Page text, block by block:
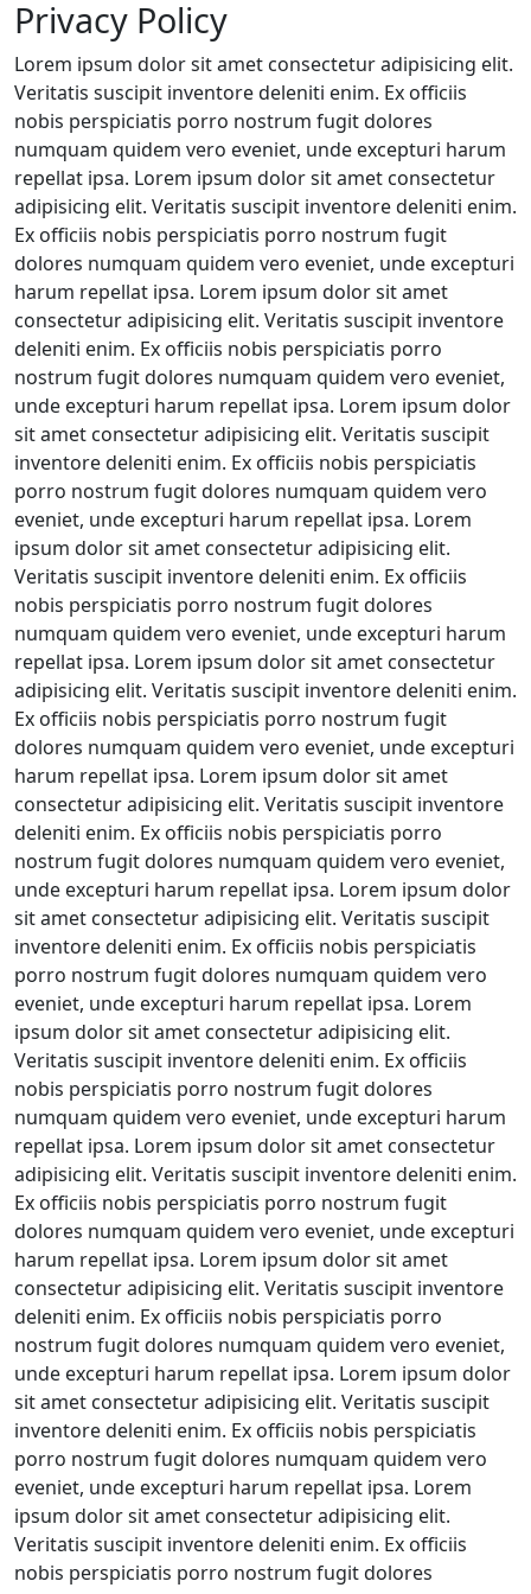
Privacy Policy
Lorem ipsum dolor sit amet consectetur adipisicing elit.
Veritatis suscipit inventore deleniti enim. Ex officiis
nobis perspiciatis porro nostrum fugit dolores
numquam quidem vero eveniet, unde excepturi harum
repellat ipsa. Lorem ipsum dolor sit amet consectetur
adipisicing elit. Veritatis suscipit inventore deleniti enim.
Ex officiis nobis perspiciatis porro nostrum fugit
dolores numquam quidem vero eveniet, unde excepturi
harum repellat ipsa. Lorem ipsum dolor sit amet
consectetur adipisicing elit. Veritatis suscipit inventore
deleniti enim. Ex officiis nobis perspiciatis porro
nostrum fugit dolores numquam quidem vero eveniet,
unde excepturi harum repellat ipsa. Lorem ipsum dolor
sit amet consectetur adipisicing elit. Veritatis suscipit
inventore deleniti enim. Ex officiis nobis perspiciatis
porro nostrum fugit dolores numquam quidem vero
eveniet, unde excepturi harum repellat ipsa. Lorem
ipsum dolor sit amet consectetur adipisicing elit.
Veritatis suscipit inventore deleniti enim. Ex officiis
nobis perspiciatis porro nostrum fugit dolores
numquam quidem vero eveniet, unde excepturi harum
repellat ipsa. Lorem ipsum dolor sit amet consectetur
adipisicing elit. Veritatis suscipit inventore deleniti enim.
Ex officiis nobis perspiciatis porro nostrum fugit
dolores numquam quidem vero eveniet, unde excepturi
harum repellat ipsa. Lorem ipsum dolor sit amet
consectetur adipisicing elit. Veritatis suscipit inventore
deleniti enim. Ex officiis nobis perspiciatis porro
nostrum fugit dolores numquam quidem vero eveniet,
unde excepturi harum repellat ipsa. Lorem ipsum dolor
sit amet consectetur adipisicing elit. Veritatis suscipit
inventore deleniti enim. Ex officiis nobis perspiciatis
porro nostrum fugit dolores numquam quidem vero
eveniet, unde excepturi harum repellat ipsa. Lorem
ipsum dolor sit amet consectetur adipisicing elit.
Veritatis suscipit inventore deleniti enim. Ex officiis
nobis perspiciatis porro nostrum fugit dolores
numquam quidem vero eveniet, unde excepturi harum
repellat ipsa. Lorem ipsum dolor sit amet consectetur
adipisicing elit. Veritatis suscipit inventore deleniti enim.
Ex officiis nobis perspiciatis porro nostrum fugit
dolores numquam quidem vero eveniet, unde excepturi
harum repellat ipsa. Lorem ipsum dolor sit amet
consectetur adipisicing elit. Veritatis suscipit inventore
deleniti enim. Ex officiis nobis perspiciatis porro
nostrum fugit dolores numquam quidem vero eveniet,
unde excepturi harum repellat ipsa. Lorem ipsum dolor
sit amet consectetur adipisicing elit. Veritatis suscipit
inventore deleniti enim. Ex officiis nobis perspiciatis
porro nostrum fugit dolores numquam quidem vero
eveniet, unde excepturi harum repellat ipsa. Lorem
ipsum dolor sit amet consectetur adipisicing elit.
Veritatis suscipit inventore deleniti enim. Ex officiis
nobis perspiciatis porro nostrum fugit dolores